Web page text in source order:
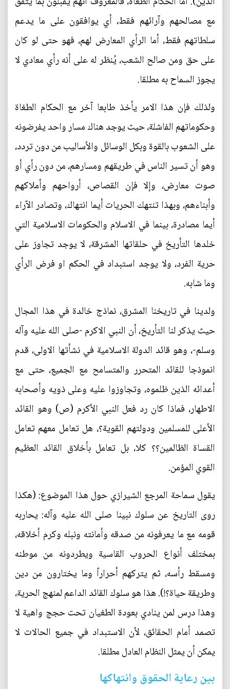
مع مصالحهم وآرائهم فقط، أي يوافقون على ما يدعم
سلطاتهم فقط، أما الرأي المعارض لهم، فهو حتى لو كان
على حق ومن صالح الشعب، يُنظر له على أنه رأي معادي لا
يجوز السماح به مطلقا.
ولذلك فإن هذا الامر يأخذ طابعا آخر مع الحكام الطغاة
وحكوماتهم الفاشلة، حيث يوجد هناك مسار واحد يفرضونه
على الشعوب بالقوة وبكل الوسائل والأساليب من دون تردد،
وهو أن تسير الناس في طريقهم ومسارهم، من دون رأي أو
صوت معارض، وإلا فإن القصاص، أرواحهم وأملاكهم
وأبناءهم، وبهذا تنتهك الحريات أيما انتهاك، وتصادر الآراء
أيما مصادرة، بينما في الاسلام والحكومات الاسلامية التي
خلدها التأريخ في حلقاتها المشرقة، لا يوجد تجاوز على
حرية الفرد، ولا يوجد استبداد في الحكم او فرض الرأي
وما شابه.
ولدينا في تاريخنا المشرق، نماذج خالدة في هذا المجال
حيث يذكر لنا التأريخ، أن النبي الاكرم -صلى الله عليه وآله
وسلم-، وهو قائد الدولة الاسلامية في نشأتها الاولى، قدم
انموذجا للقائد المتحرر والمتسامح مع الجميع، حتى مع
أعدائه الذين ظلموه، وتجاوزوا عليه وعلى ذويه وأصحابه
الاطهار، فماذا كان رد فعل النبي الأكرم (ص) وهو القائد
الأعلى للمسلمين ودولتهم القوية؟، هل تعامل معهم تعامل
القساة الظالمين؟؟ كلا، بل تعامل بأخلاق القائد العظيم
القوي المؤمن.
يقول سماحة المرجع الشيرازي حول هذا الموضوع: (هكذا
روى التاريخ عن سلوك نبينا صلى الله عليه وآله: يحاربه
قومه مع ما يعرفونه من صدقه وأمانته ونبله وكرم أخلاقه،
بمختلف أنواع الحروب القاسية ويطردونه من موطنه
ومسقط رأسه، ثم يتركهم أحراراً وما يختارون من دين
وطريقة حياة؟!). هذا هو سلوك القائد الداعم لمنهج الحرية،
وهذا درس لمن ينادي بعودة الطغيان تحت حجج واهية لا
تصمد أمام الحقائق، لأن الاستبداد في جميع الحالات لا
يمكن أن يمثل النظام العادل مطلقا.
بين رعاية الحقوق وانتهاكها